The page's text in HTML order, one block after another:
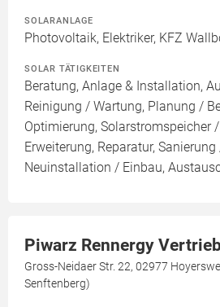
SOLARANLAGE
Photovoltaik, Elektriker, KFZ
SOLAR TÄTIGKEITEN
Beratung, Anlage & Installation,
Reinigung / Wartung, Planung /
Optimierung, Solarstromspeicher
Erweiterung, Reparatur,
Neuinstallation / Einbau,
Piwarz Rennergy
Gross-Neidaer Str. 22, 02977
Senftenberg)